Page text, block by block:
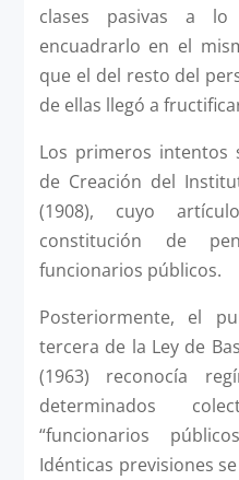
clases pasivas a
encuadrarlo en el
que el del resto del
de ellas llegó a
Los primeros intentos
de Creación del
(1908), cuyo
constitución de
funcionarios públicos.
Posteriormente, el
tercera de la Ley de
(1963) reconocía
determinados
“funcionarios
Idénticas previsiones